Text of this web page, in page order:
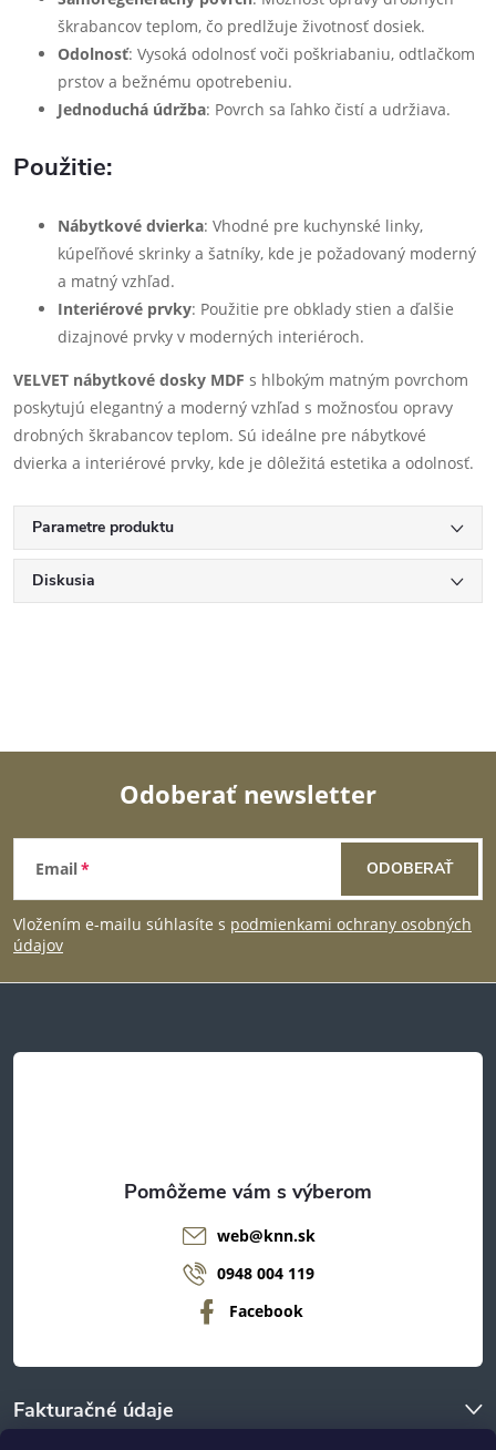
škrabancov teplom, čo predlžuje životnosť dosiek.
Odolnosť: Vysoká odolnosť voči poškriabaniu, odtlačkom
prstov a bežnému opotrebeniu.
Jednoduchá údržba: Povrch sa ľahko čistí a udržiava.
Použitie:
Nábytkové dvierka: Vhodné pre kuchynské linky,
kúpeľňové skrinky a šatníky, kde je požadovaný moderný
a matný vzhľad.
Interiérové prvky: Použitie pre obklady stien a ďalšie
dizajnové prvky v moderných interiéroch.
VELVET nábytkové dosky MDF s hlbokým matným povrchom
poskytujú elegantný a moderný vzhľad s možnosťou opravy
drobných škrabancov teplom. Sú ideálne pre nábytkové
dvierka a interiérové prvky, kde je dôležitá estetika a odolnosť.
Parametre produktu
Diskusia
Z
á
p
t
Odoberať newsletter
Email
Vložením e-mailu súhlasíte s podmienkami ochrany osobných
údajov
ODOBERAŤ
Fakturačné údaje
web@knn.sk
0948 004 119
Facebook